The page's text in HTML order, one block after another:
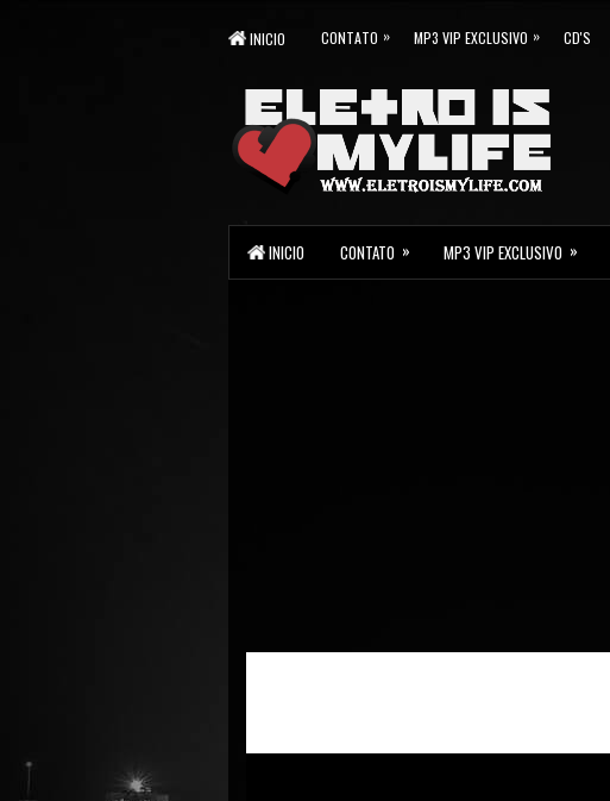
INICIO CONTATO » MP3 VIP EXCLUSIVO » CD'S
INICIO CONTATO » MP3 VIP EXCLUSIVO »